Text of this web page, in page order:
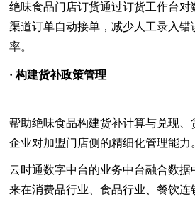
绝味食品门店订货通过订货工作台对
渠道订单自动接单，减少人工录入错
率。
· 构建货补政策管理
帮助绝味食品构建货补计算与兑现
企业对加盟门店侧的精细化管理能力
云时通数字中台的业务中台融合数据
来在消费品行业、食品行业、餐饮连